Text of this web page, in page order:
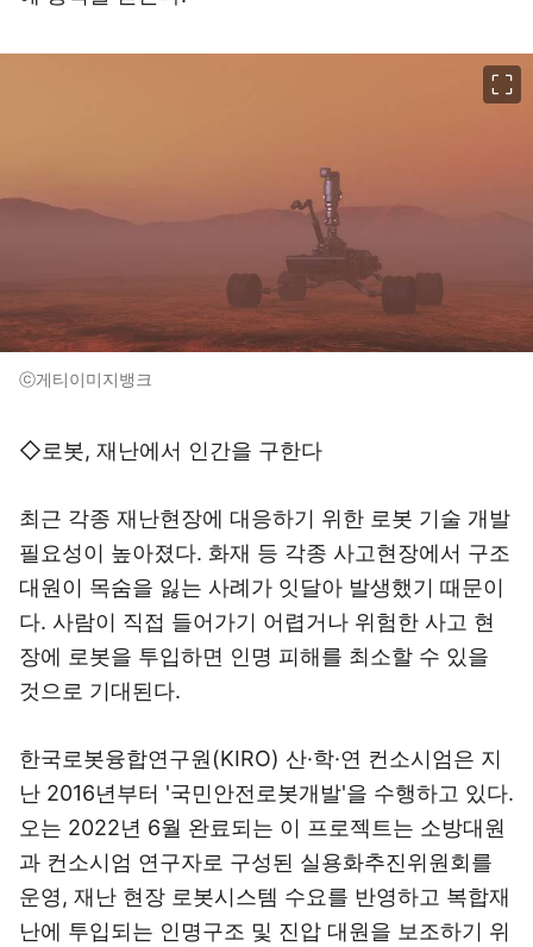
ⓒ게티이미지뱅크
◇로봇, 재난에서 인간을 구한다
최근 각종 재난현장에 대응하기 위한 로봇 기술 개발
필요성이 높아졌다. 화재 등 각종 사고현장에서 구조
대원이 목숨을 잃는 사례가 잇달아 발생했기 때문이
다. 사람이 직접 들어가기 어렵거나 위험한 사고 현
장에 로봇을 투입하면 인명 피해를 최소할 수 있을
것으로 기대된다.
한국로봇융합연구원(KIRO) 산·학·연 컨소시엄은 지
난 2016년부터 '국민안전로봇개발'을 수행하고 있다.
오는 2022년 6월 완료되는 이 프로젝트는 소방대원
과 컨소시엄 연구자로 구성된 실용화추진위원회를
운영, 재난 현장 로봇시스템 수요를 반영하고 복합재
난에 투입되는 인명구조 및 진압 대원을 보조하기 위